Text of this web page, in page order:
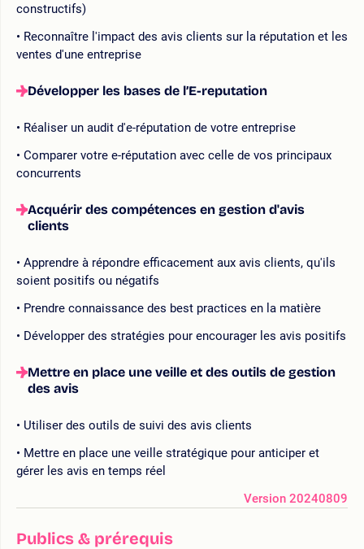
constructifs)
Reconnaître l'impact des avis clients sur la réputation et les
ventes d'une entreprise
Développer les bases de l’E-reputation
Réaliser un audit d'e-réputation de votre entreprise
Comparer votre e-réputation avec celle de vos principaux
concurrents
Acquérir des compétences en gestion d'avis
clients
Apprendre à répondre efficacement aux avis clients, qu'ils
soient positifs ou négatifs
Prendre connaissance des best practices en la matière
Développer des stratégies pour encourager les avis positifs
Mettre en place une veille et des outils de gestion
des avis
Utiliser des outils de suivi des avis clients
Mettre en place une veille stratégique pour anticiper et
gérer les avis en temps réel
Version 20240809
Publics & prérequis